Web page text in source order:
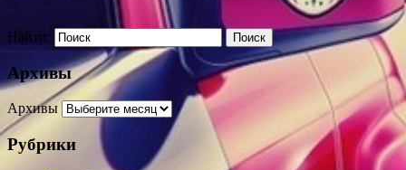
Найти:
Архивы
Архивы
Рубрики